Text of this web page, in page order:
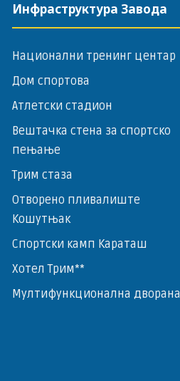
Инфраструктура Завода
Национални тренинг центар
Дом спортова
Атлетски стадион
Вештачка стена за спортско
пењање
Трим стаза
Отворено пливалиште
Кошутњак
Спортски камп Караташ
Хотел Трим**
Мултифункционална дворана